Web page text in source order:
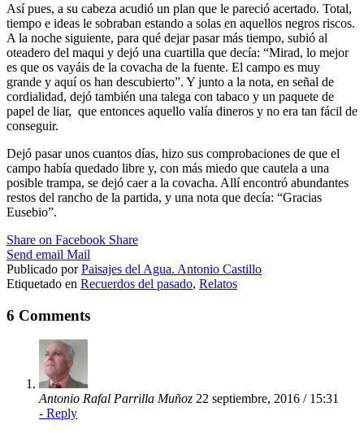
Así pues, a su cabeza acudió un plan que le pareció acertado. Total,
tiempo e ideas le sobraban estando a solas en aquellos negros riscos.
A la noche siguiente, para qué dejar pasar más tiempo, subió al
oteadero del maqui y dejó una cuartilla que decía: “Mirad, lo mejor
es que os vayáis de la covacha de la fuente. El campo es muy
grande y aquí os han descubierto”. Y junto a la nota, en señal de
cordialidad, dejó también una talega con tabaco y un paquete de
papel de liar, que entonces aquello valía dineros y no era tan fácil de
conseguir.
Dejó pasar unos cuantos días, hizo sus comprobaciones de que el
campo había quedado libre y, con más miedo que cautela a una
posible trampa, se dejó caer a la covacha. Allí encontró abundantes
restos del rancho de la partida, y una nota que decía: “Gracias
Eusebio”.
Share on Facebook Share
Send email Mail
Publicado porPaisajes del Agua. Antonio Castillo
Etiquetado en Recuerdos del pasado, Relatos
6 Comments
Antonio Rafal Parrilla Muñoz 22 septiembre, 2016 / 15:31
- Reply